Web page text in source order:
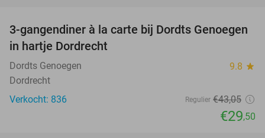
31%
3-gangendiner à la carte bij Dordts Genoegen
in hartje Dordrecht
Dordts Genoegen 9.8 star
Dordrecht
Verkocht: 836
Regulier €43,05
€29,50